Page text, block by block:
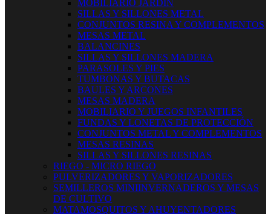
MOBILIARIO JARDIN
SILLAS Y SILLONES METAL
CONJUNTOS RESINA Y COMPLEMENTOS
MESAS METAL
BALANCINES
SILLAS Y SILLONES MADERA
PARASOLES Y PIES
TUMBONAS Y BUTACAS
BAULES Y ARCONES
MESAS MADERA
MOBILIARIO Y JUEGOS INFANTILES
FUNDAS Y LONETAS DE PROTECCIÓN
CONJUNTOS METAL Y COMPLEMENTOS
MESAS RESINAS
SILLAS Y SILLONES RESINAS
RIEGO - MICRO RIEGO
PULVERIZADORES Y VAPORIZADORES
SEMILLEROS MINIINVERNADEROS Y MESAS
DE CULTIVO
MATAMOSQUITOS Y AHUYENTADORES